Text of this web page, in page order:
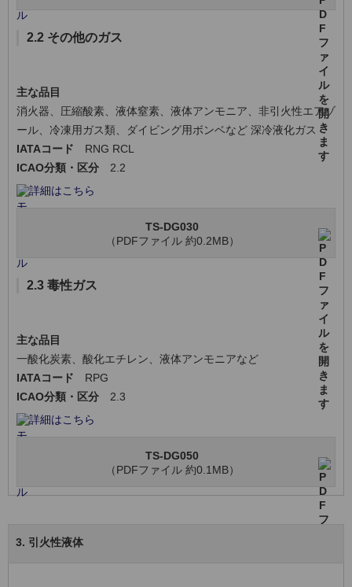
2.2 その他のガス
主な品目
消火器、圧縮酸素、液体窒素、液体アンモニア、非引火性エアゾ
ール、冷凍用ガス類、ダイビング用ボンベなど 深冷液化ガス
IATAコード RNG RCL
ICAO分類・区分 2.2
詳細はこちら
TS-DG030
（PDFファイル 約0.2MB）
2.3 毒性ガス
主な品目
一酸化炭素、酸化エチレン、液体アンモニアなど
IATAコード
RPG
ICAO分類・区分 2.3
詳細はこちら
TS-DG050
（PDFファイル 約0.1MB）
3. 引火性液体